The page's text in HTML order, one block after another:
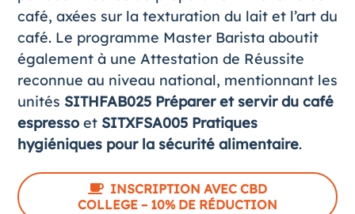
café, axées sur la texturation du lait et l’art du
café. Le programme Master Barista aboutit
également à une Attestation de Réussite
reconnue au niveau national, mentionnant les
unités SITHFAB025 Préparer et servir du café
espressoet SITXFSA005 Pratiques
hygiéniques pour la sécurité alimentaire.
INSCRIPTION AVEC CBD
COLLEGE – 10% DE RÉDUCTION